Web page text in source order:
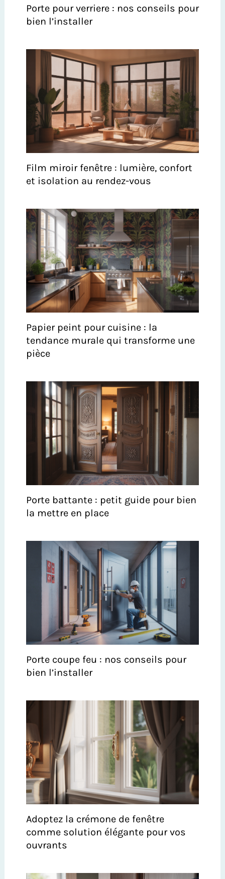
Porte pour verriere : nos conseils pour
bien l’installer
Film miroir fenêtre : lumière, confort
et isolation au rendez-vous
Papier peint pour cuisine : la
tendance murale qui transforme une
pièce
Porte battante : petit guide pour bien
la mettre en place
Porte coupe feu : nos conseils pour
bien l’installer
Adoptez la crémone de fenêtre
comme solution élégante pour vos
ouvrants